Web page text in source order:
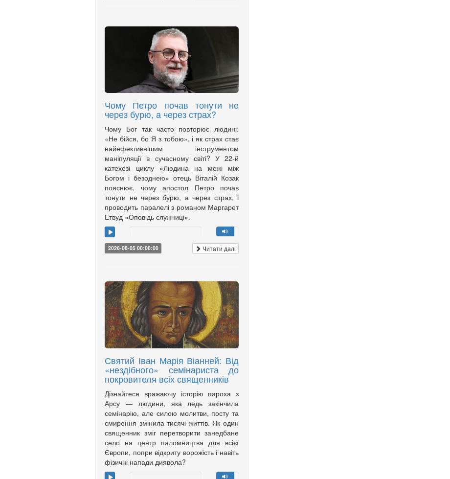
Чому Петро почав тонути не
через бурю, а через страх?
Чому Бог так часто повторює людині:
«Не бійся, бо Я з тобою», і як страх стає
найефективнішим інструментом
маніпуляції в сучасному світі? У 22-й
катехезі циклу «Людина на межі між
Богом і безоднею» отець Віталій Козак
пояснює, чому апостол Петро почав
тонути не через бурю, а через страх, і
проводить паралелі з романом Маргарет
Етвуд «Оповідь служниці».
2026-08-05 00:00:00 Читати далі
Святий Іван Марія Віанней: Від
«нездібного» семінариста до
покровителя всіх священників
Дізнайтеся вражаючу історію пароха з
Арсу — людини, яка ледь закінчила
семінарію, але силою молитви, посту та
смирення змінила тисячі життів. Як один
священник зміг перетворити занедбане
село на центр паломництва для всієї
Європи, попри відкриту ворожість і навіть
фізичні напади диявола?